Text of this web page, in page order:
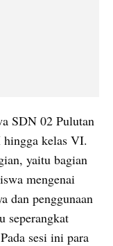
SDN 02 Pulutan
kelas VI.
yaitu bagian
mengenai
dan penggunaan
seperangkat
sesi ini para